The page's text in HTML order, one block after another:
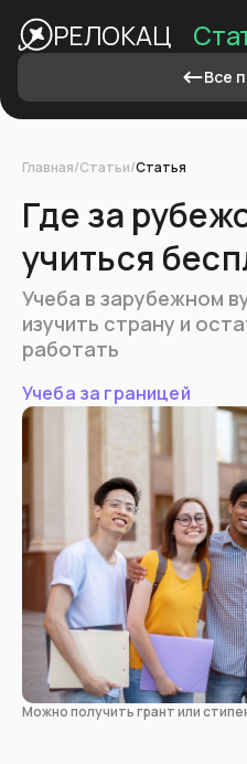
РЕЛОКАЦ
Все
Учеба за
и
Цифровой
кочевник
Простой
переезд
Документы
Истории
переезда
Главная/Статьи/Статья
Где за
учиться
Учеба в зарубежном
изучить страну и
работать
Учеба за границей
Можно получить грант или